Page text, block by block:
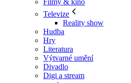
Filmy & kino
Televize
Reality show
Hudba
Hry
Literatura
Výtvarné umění
Divadlo
Digi a stream